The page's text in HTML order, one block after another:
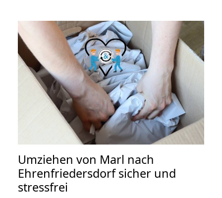
Umziehen von Marl nach
Ehrenfriedersdorfsicher und
stressfrei